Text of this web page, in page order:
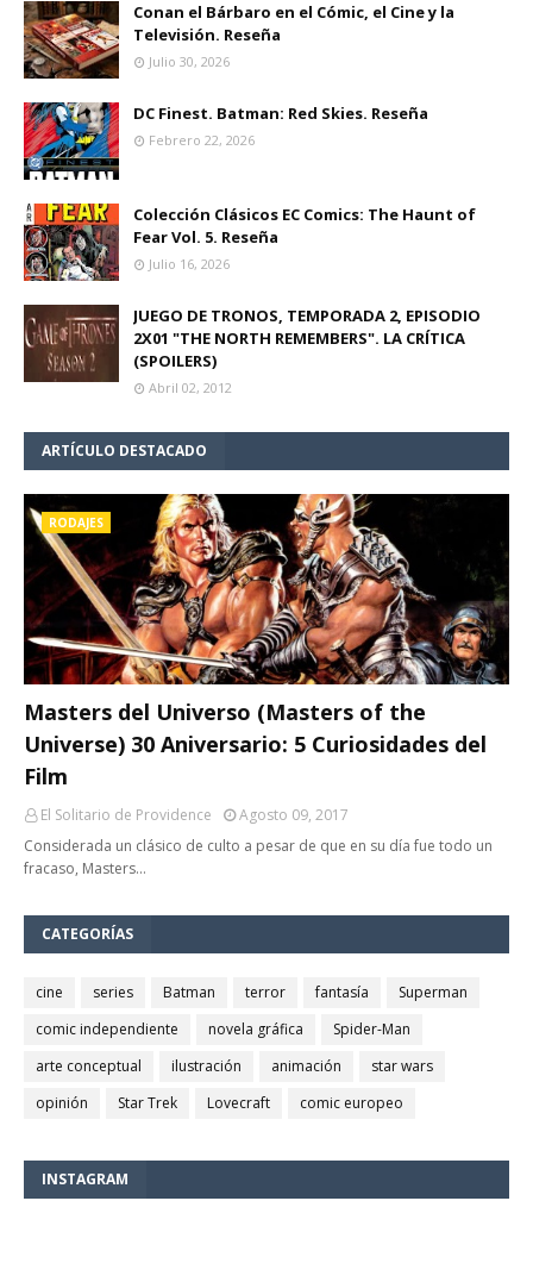
Conan el Bárbaro en el Cómic, el Cine y la
Televisión. Reseña
Julio 30, 2026
DC Finest. Batman: Red Skies. Reseña
Febrero 22, 2026
Colección Clásicos EC Comics: The Haunt of
Fear Vol. 5. Reseña
Julio 16, 2026
JUEGO DE TRONOS, TEMPORADA 2, EPISODIO
2X01 "THE NORTH REMEMBERS". LA CRÍTICA
(SPOILERS)
Abril 02, 2012
ARTÍCULO DESTACADO
RODAJES
Masters del Universo (Masters of the
Universe) 30 Aniversario: 5 Curiosidades del
Film
El Solitario de Providence
Agosto 09, 2017
Considerada un clásico de culto a pesar de que en su día fue todo un
fracaso, Masters…
CATEGORÍAS
cine series Batman terror fantasía
Superman
comic independiente
novela gráfica
Spider-Man
arte conceptual
ilustración animación
star wars
opinión
Star Trek Lovecraft comic europeo
INSTAGRAM